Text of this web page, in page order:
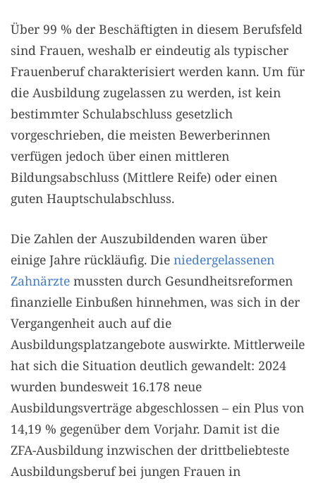
Über 99 % der Beschäftigten in diesem Berufsfeld
sind Frauen, weshalb er eindeutig als typischer
Frauenberuf charakterisiert werden kann. Um für
die Ausbildung zugelassen zu werden, ist kein
bestimmter Schulabschluss gesetzlich
vorgeschrieben, die meisten Bewerberinnen
verfügen jedoch über einen mittleren
Bildungsabschluss (Mittlere Reife) oder einen
guten Hauptschulabschluss.
Die Zahlen der Auszubildenden waren über
einige Jahre rückläufig. Die niedergelassenen
Zahnärzte mussten durch Gesundheitsreformen
finanzielle Einbußen hinnehmen, was sich in der
Vergangenheit auch auf die
Ausbildungsplatzangebote auswirkte. Mittlerweile
hat sich die Situation deutlich gewandelt: 2024
wurden bundesweit 16.178 neue
Ausbildungsverträge abgeschlossen – ein Plus von
14,19 % gegenüber dem Vorjahr. Damit ist die
ZFA-Ausbildung inzwischen der drittbeliebteste
Ausbildungsberuf bei jungen Frauen in